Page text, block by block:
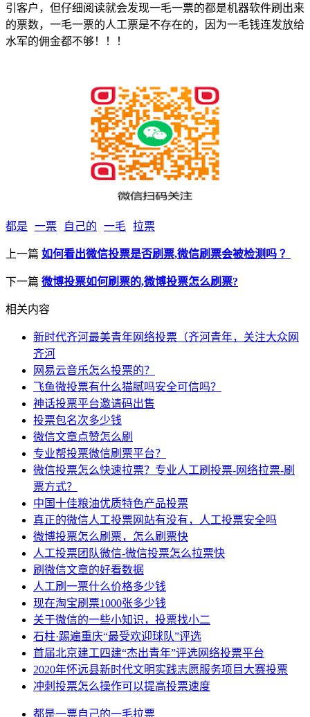
引客户，但仔细阅读就会发现一毛一票的都是机器软件刷出来
的票数，一毛一票的人工票是不存在的，因为一毛钱连发放给
水军的佣金都不够！！！
都是 一票 自己的 一毛 拉票
上一篇 如何看出微信投票是否刷票,微信刷票会被检测吗 ？
下一篇 微博投票如何刷票的,微博投票怎么刷票?
相关内容
新时代齐河最美青年网络投票（齐河青年，关注大众网
齐河
网易云音乐怎么投票的？
飞鱼微投票有什么猫腻吗安全可信吗？
神话投票平台邀请码出售
投票包名次多少钱
微信文章点赞怎么刷
专业帮投票微信刷票平台？
微信投票怎么快速拉票？专业人工刷投票-网络拉票-刷
票方式？
中国十佳粮油优质特色产品投票
真正的微信人工投票网站有没有，人工投票安全吗
微博投票怎么刷票，怎么刷票快
人工投票团队微信-微信投票怎么拉票快
刷微信文章的好看数据
人工刷一票什么价格多少钱
现在淘宝刷票1000张多少钱
关于微信的一些小知识，投票找小二
石柱·踢遍重庆“最受欢迎球队”评选
首届北京建工四建“杰出青年”评选网络投票平台
2020年怀远县新时代文明实践志愿服务项目大赛投票
冲刺投票怎么操作可以提高投票速度
都是一票自己的一毛拉票